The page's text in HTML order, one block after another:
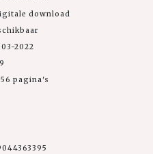
download
2022
pagina's